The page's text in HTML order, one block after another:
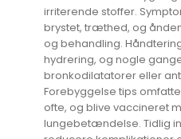
irriterende stoffer.
brystet, træthed, og
og behandling.
hydrering, og nogle
bronkodilatatorer eller
Forebyggelse tips
ofte, og blive vaccineret
lungebetændelse. Tidlig